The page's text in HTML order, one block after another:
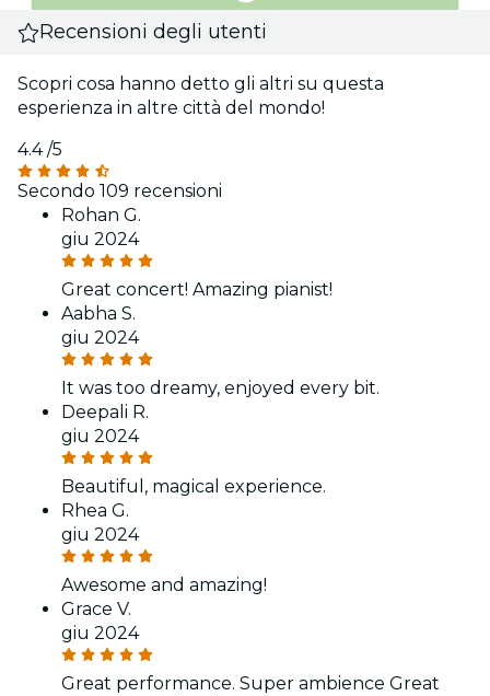
Recensioni degli utenti
Scopri cosa hanno detto gli altri su questa
esperienza in altre città del mondo!
4.4/5
Secondo 109 recensioni
Rohan G.
giu 2024
Great concert! Amazing pianist!
Aabha S.
giu 2024
It was too dreamy, enjoyed every bit.
Deepali R.
giu 2024
Beautiful, magical experience.
Rhea G.
giu 2024
Awesome and amazing!
Grace V.
giu 2024
Great performance. Super ambience Great